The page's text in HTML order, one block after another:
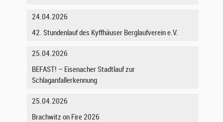
24.04.2026
42. Stundenlauf des Kyffhäuser Berglaufverein e.V.
25.04.2026
BEFAST! – Eisenacher Stadtlauf zur
Schlaganfallerkennung
25.04.2026
Brachwitz on Fire 2026